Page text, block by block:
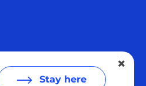
Stay here